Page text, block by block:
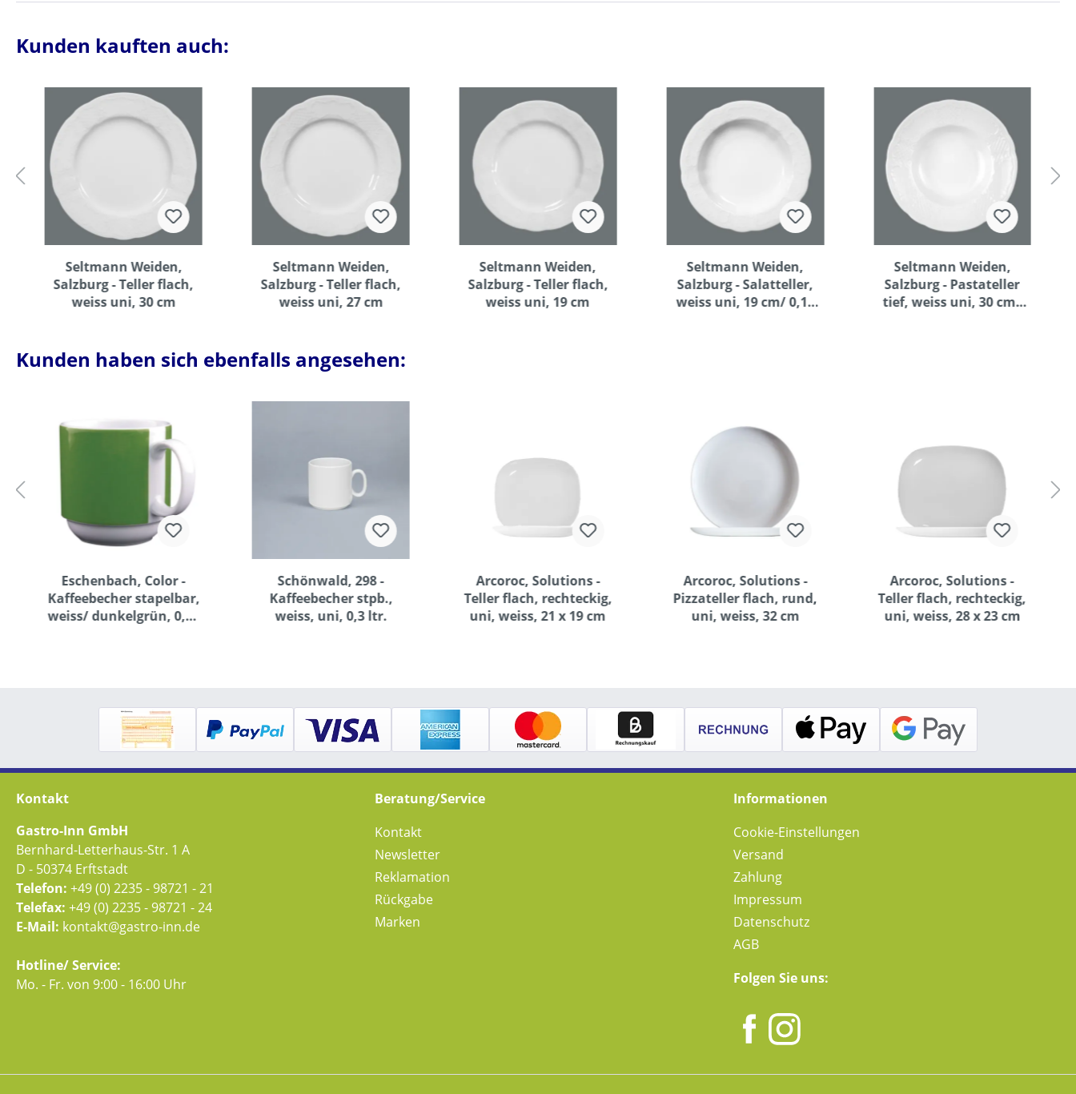
Kunden kauften auch:
Seltmann Weiden,
Salzburg - Teller flach,
weiss uni, 30 cm
Seltmann Weiden,
Salzburg - Teller flach,
weiss uni, 27 cm
Seltmann Weiden,
Salzburg - Teller flach,
weiss uni, 19 cm
Seltmann Weiden,
Salzburg - Salatteller,
weiss uni, 19 cm/ 0,18
Seltmann Weiden,
Salzburg - Pastateller
tief, weiss uni, 30 cm/
Kunden haben sich ebenfalls angesehen:
Eschenbach, Color -
Kaffeebecher stapelbar,
weiss/ dunkelgrün, 0,30
Schönwald, 298 -
Kaffeebecher stpb.,
weiss, uni, 0,3 ltr.
Arcoroc, Solutions -
Teller flach, rechteckig,
uni, weiss, 21 x 19 cm
Arcoroc, Solutions -
Pizzateller flach, rund,
uni, weiss, 32 cm
Arcoroc, Solutions -
Teller flach, rechteckig,
uni, weiss, 28 x 23 cm
Kontakt
Gastro-Inn GmbH
Bernhard-Letterhaus-Str. 1 A
D - 50374 Erftstadt
Telefon: +49 (0) 2235 - 98721 - 21
Telefax: +49 (0) 2235 - 98721 - 24
E-Mail: kontakt@gastro-inn.de
Hotline/ Service:
Mo. - Fr. von 9:00 - 16:00 Uhr
Beratung/Service
Kontakt
Newsletter
Reklamation
Rückgabe
Marken
Informationen
Cookie-Einstellungen
Versand
Zahlung
Impressum
Datenschutz
AGB
Folgen Sie uns: